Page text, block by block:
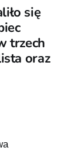
się
trzech
oraz